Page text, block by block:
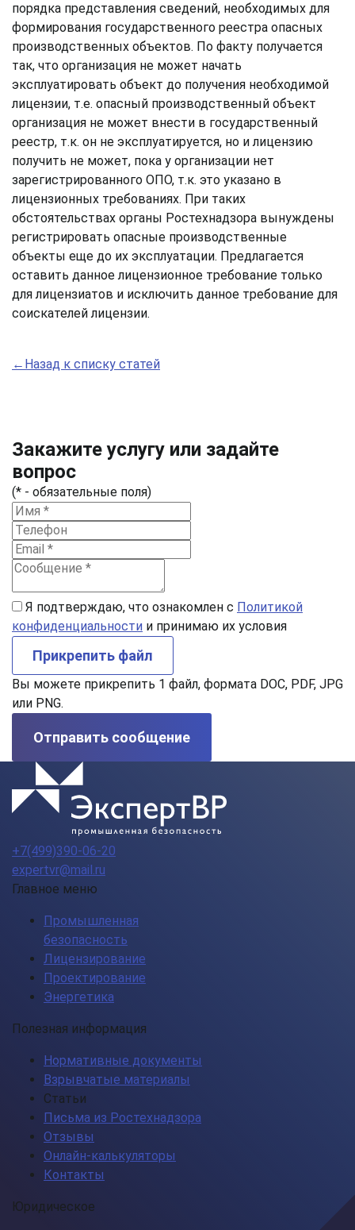
порядка представления сведений, необходимых для
формирования государственного реестра опасных
производственных объектов. По факту получается
так, что организация не может начать
эксплуатировать объект до получения необходимой
лицензии, т.е. опасный производственный объект
организация не может внести в государственный
реестр, т.к. он не эксплуатируется, но и лицензию
получить не может, пока у организации нет
зарегистрированного ОПО, т.к. это указано в
лицензионных требованиях. При таких
обстоятельствах органы Ростехнадзора вынуждены
регистрировать опасные производственные
объекты еще до их эксплуатации. Предлагается
оставить данное лицензионное требование только
для лицензиатов и исключить данное требование для
соискателей лицензии.
←Назад к списку статей
Закажите услугу или задайте
вопрос
(* - обязательные поля)
Я подтверждаю, что ознакомлен с Политикой
конфиденциальности и принимаю их условия
Прикрепить файл
Вы можете прикрепить 1 файл, формата DOC, PDF, JPG
или PNG.
Отправить сообщение
+7(499)390-06-20
expertvr@mail.ru
Главное меню
Промышленная
безопасность
Лицензирование
Проектирование
Энергетика
Полезная информация
Нормативные документы
Взрывчатые материалы
Статьи
Письма из Ростехнадзора
Отзывы
Онлайн-калькуляторы
Контакты
Юридическое